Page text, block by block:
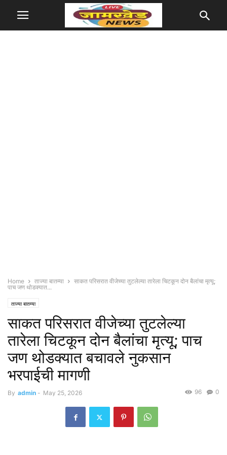
Home ताज्या बातम्या
साकत परिसरात वीजेच्या तुटलेल्या तारेला चिटकून दोन बैलांचा मृत्यू;
पाच जण थोडक्यात...
ताज्या बातम्या
साकत परिसरात वीजेच्या तुटलेल्या
तारेला चिटकून दोन बैलांचा मृत्यू; पाच
जण थोडक्यात बचावले नुकसान
भरपाईची मागणी
By admin - May 25, 2026 0
96